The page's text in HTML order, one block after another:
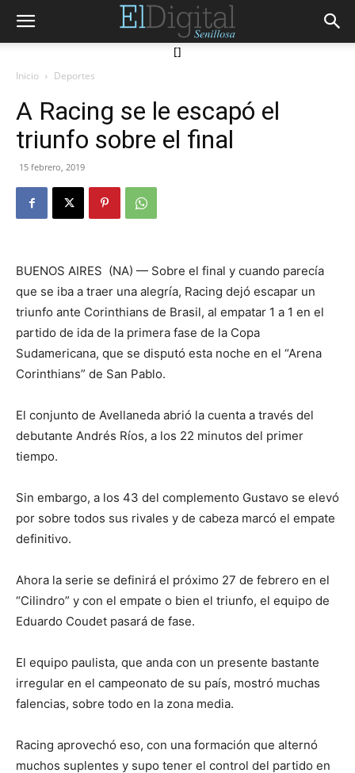
[]
Inicio Deportes
A Racing se le escapó el
triunfo sobre el final
15 febrero, 2019
BUENOS AIRES (NA) — Sobre el final y cuando parecía
que se iba a traer una alegría, Racing dejó escapar un
triunfo ante Corinthians de Brasil, al empatar 1 a 1 en el
partido de ida de la primera fase de la Copa
Sudamericana, que se disputó esta noche en el “Arena
Corinthians” de San Pablo.
El conjunto de Avellaneda abrió la cuenta a través del
debutante Andrés Ríos, a los 22 minutos del primer
tiempo.
Sin embargo, a los 43 del complemento Gustavo se elevó
por sobre todos sus rivales y de cabeza marcó el empate
definitivo.
Ahora la serie se definirá el próximo 27 de febrero en el
“Cilindro” y con el empate o bien el triunfo, el equipo de
Eduardo Coudet pasará de fase.
El equipo paulista, que anda con un presente bastante
irregular en el campeonato de su país, mostró muchas
falencias, sobre todo en la zona media.
Racing aprovechó eso, con una formación que alternó
muchos suplentes y supo tener el control del partido en